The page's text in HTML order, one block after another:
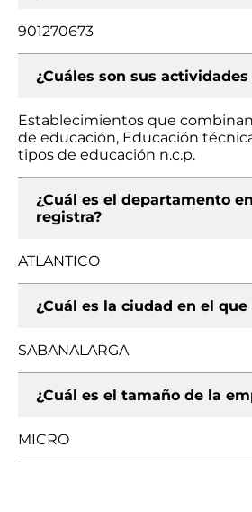
901270673
¿Cuáles son sus
Establecimientos que
de educación, Educación
tipos de educación n.c.p.
¿Cuál es el departamento
registra?
ATLANTICO
¿Cuál es la ciudad en el
SABANALARGA
¿Cuál es el tamaño de la
MICRO